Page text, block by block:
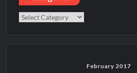
Categories
February 2017